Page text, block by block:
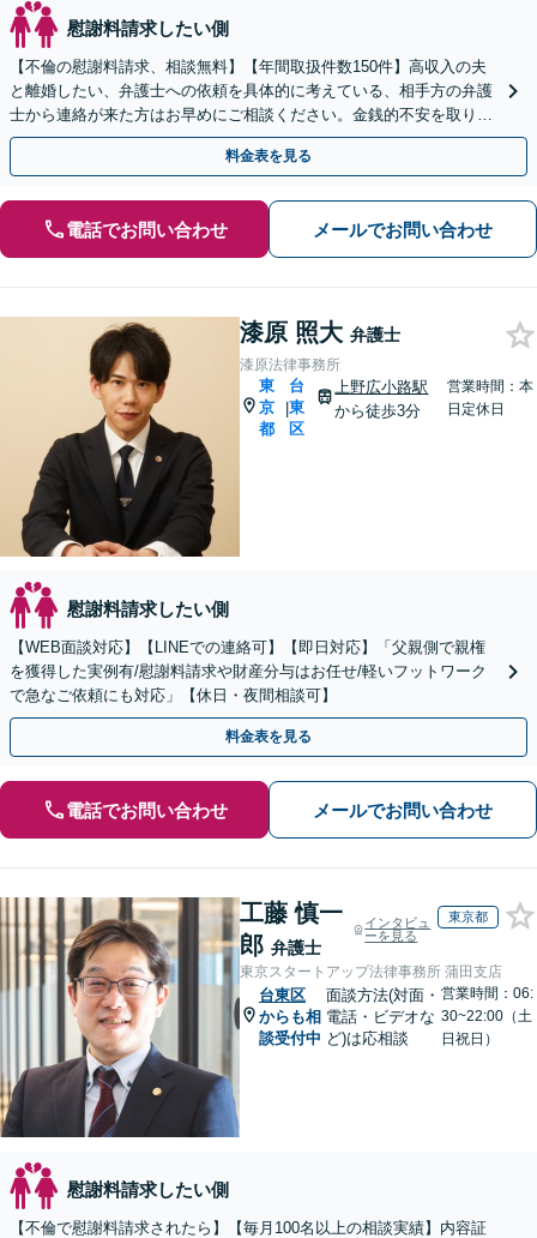
慰謝料請求したい側
【不倫の慰謝料請求、相談無料】【年間取扱件数150件】高収入の夫
と離婚したい、弁護士への依頼を具体的に考えている、相手方の弁護
士から連絡が来た方はお早めにご相談ください。金銭的不安を取り除
けるようサポートいたします【御徒町・仲御徒町駅2分】
料金表を見る
電話でお問い合わせ メールでお問い合わせ
漆原 照大 弁護士
漆原法律事務所
東
京
都
|
台
東
区
上野広小路駅
から徒歩3分
営業時間：本
日定休日
慰謝料請求したい側
【WEB面談対応】【LINEでの連絡可】【即日対応】「父親側で親権
を獲得した実例有/慰謝料請求や財産分与はお任せ/軽いフットワーク
で急なご依頼にも対応」【休日・夜間相談可】
料金表を見る
電話でお問い合わせ メールでお問い合わせ
工藤 慎一
郎 弁護士
インタビュ
ーを見る
東京都
東京スタートアップ法律事務所 蒲田支店
台東区
からも相
談受付中
面談方法(対面・
電話・ビデオな
ど)は応相談
営業時間：06:
30~22:00（土
日祝日）
慰謝料請求したい側
【不倫で慰謝料請求されたら】【毎月100名以上の相談実績】内容証